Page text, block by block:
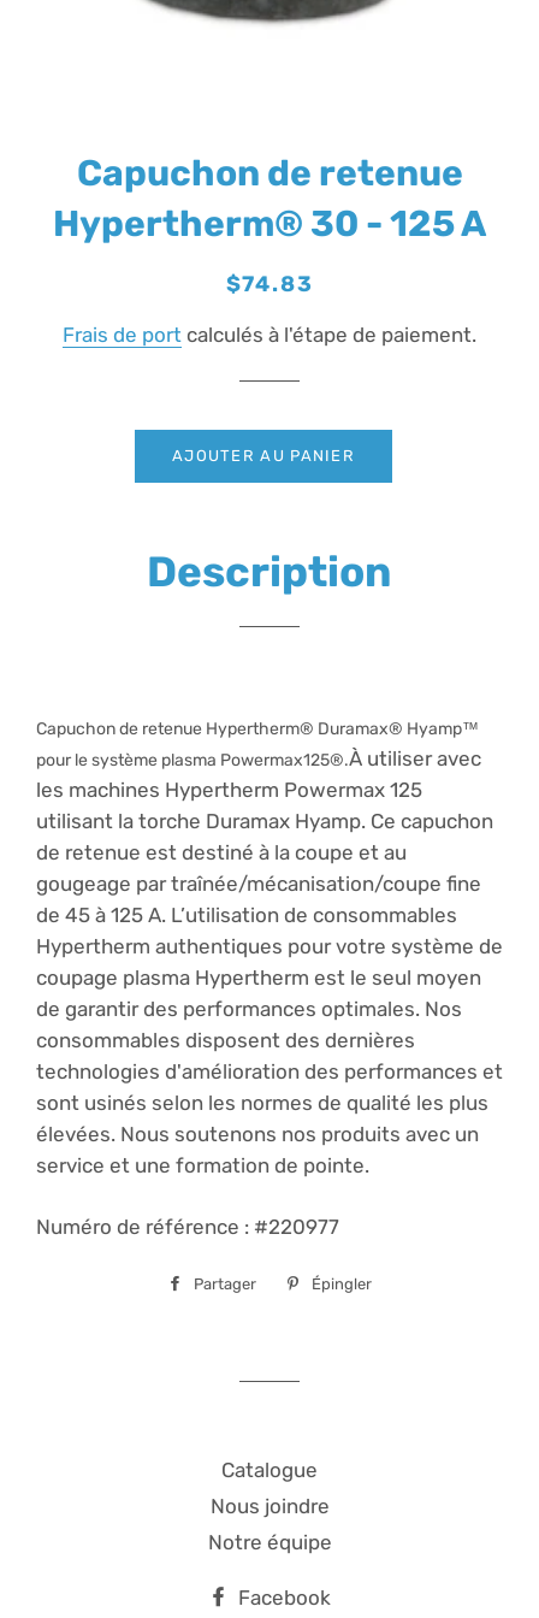
Capuchon de retenue
Hypertherm® 30 - 125 A
Prix
Prix
$74.83
Frais de port calculés à l'étape de paiement.
AJOUTER AU PANIER
Description
Capuchon de retenue Hypertherm® Duramax® Hyamp™
pour le système plasma Powermax125®.À utiliser avec
les machines Hypertherm Powermax 125
utilisant la torche Duramax Hyamp. Ce capuchon
de retenue est destiné à la coupe et au
gougeage par traînée/mécanisation/coupe fine
de 45 à 125 A. L’utilisation de consommables
Hypertherm authentiques pour votre système de
coupage plasma Hypertherm est le seul moyen
de garantir des performances optimales. Nos
consommables disposent des dernières
technologies d'amélioration des performances et
sont usinés selon les normes de qualité les plus
élevées. Nous soutenons nos produits avec un
service et une formation de pointe.
Numéro de référence : #220977
Partager
PartagerÉpingler
Catalogue
Nous joindre
Notre équipe
Facebook